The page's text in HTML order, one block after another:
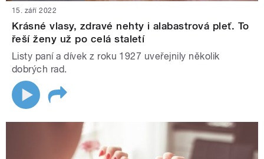
15. září 2022
Krásné vlasy, zdravé nehty i alabastrová pleť. To
řeší ženy už po celá staletí
Listy paní a dívek z roku 1927 uveřejnily několik
dobrých rad.